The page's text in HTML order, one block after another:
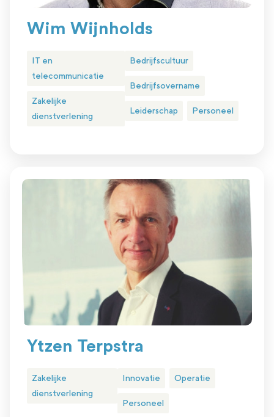
Wim Wijnholds
IT en
telecommunicatie
Zakelijke
dienstverlening
Bedrijfscultuur
Bedrijfsovername
Leiderschap Personeel
Ytzen Terpstra
Zakelijke
dienstverlening
Innovatie Operatie
Personeel